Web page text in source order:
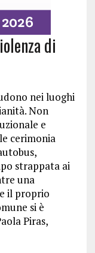
di
nei luoghi
Non
e
cerimonia
strappata ai
una
il proprio
si è
Piras,